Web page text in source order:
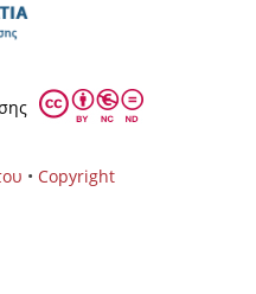
• Copyright